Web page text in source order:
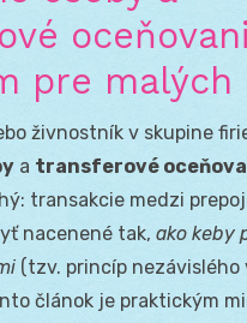
pre malých
živnostník v skupine
a transferové
transakcie medzi
nacenené tak, ako keby
(tzv. princíp nezávislého
článok je praktickým